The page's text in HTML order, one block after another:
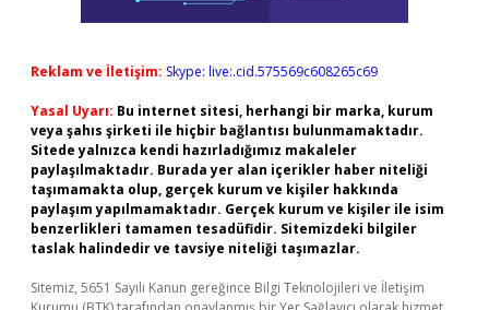
Reklam ve İletişim: Skype: live:.cid.575569c608265c69
Yasal Uyarı: Bu internet sitesi, herhangi bir marka, kurum
veya şahıs şirketi ile hiçbir bağlantısı bulunmamaktadır.
Sitede yalnızca kendi hazırladığımız makaleler
paylaşılmaktadır. Burada yer alan içerikler haber niteliği
taşımamakta olup, gerçek kurum ve kişiler hakkında
paylaşım yapılmamaktadır. Gerçek kurum ve kişiler ile isim
benzerlikleri tamamen tesadüfidir. Sitemizdeki bilgiler
taslak halindedir ve tavsiye niteliği taşımazlar.
Sitemiz, 5651 Sayılı Kanun gereğince Bilgi Teknolojileri ve İletişim